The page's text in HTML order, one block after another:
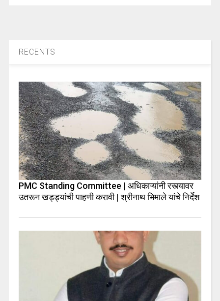
RECENTS
PMC Standing Committee | अधिकाऱ्यांनी रस्त्यावर
उतरून खड्ड्यांची पाहणी करावी | श्रीनाथ भिमाले यांचे निर्देश